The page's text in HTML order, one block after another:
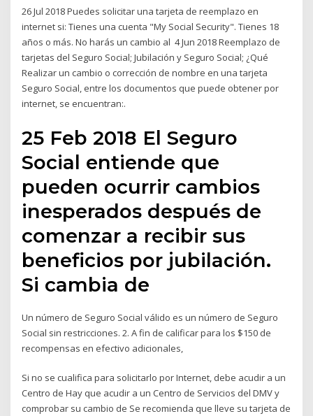
26 Jul 2018 Puedes solicitar una tarjeta de reemplazo en
internet si: Tienes una cuenta "My Social Security". Tienes 18
años o más. No harás un cambio al 4 Jun 2018 Reemplazo de
tarjetas del Seguro Social; Jubilación y Seguro Social; ¿Qué
Realizar un cambio o corrección de nombre en una tarjeta
Seguro Social, entre los documentos que puede obtener por
internet, se encuentran:.
25 Feb 2018 El Seguro
Social entiende que
pueden ocurrir cambios
inesperados después de
comenzar a recibir sus
beneficios por jubilación.
Si cambia de
Un número de Seguro Social válido es un número de Seguro
Social sin restricciones. 2. A fin de calificar para los $150 de
recompensas en efectivo adicionales,
Si no se cualifica para solicitarlo por Internet, debe acudir a un
Centro de Hay que acudir a un Centro de Servicios del DMV y
comprobar su cambio de Se recomienda que lleve su tarjeta de